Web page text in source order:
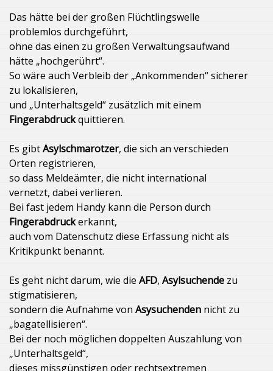
Das hätte bei der großen Flüchtlingswelle
problemlos durchgeführt,
ohne das einen zu großen Verwaltungsaufwand
hätte „hochgerührt“.
So wäre auch Verbleib der „Ankommenden“ sicherer
zu lokalisieren,
und „Unterhaltsgeld“ zusätzlich mit einem
Fingerabdruckquittieren.
Es gibtAsylschmarotzer, die sich an verschieden
Orten registrieren,
so dass Meldeämter, die nicht international
vernetzt, dabei verlieren.
Bei fast jedem Handy kann die Person durch
Fingerabdruckerkannt,
auch vom Datenschutz diese Erfassung nicht als
Kritikpunkt benannt.
Es geht nicht darum, wie die AFD, Asylsuchende zu
stigmatisieren,
sondern die Aufnahme von Asysuchenden nicht zu
„bagatellisieren“.
Bei der noch möglichen doppelten Auszahlung von
„Unterhaltsgeld“,
dieses missgünstigen oder rechtsextremen